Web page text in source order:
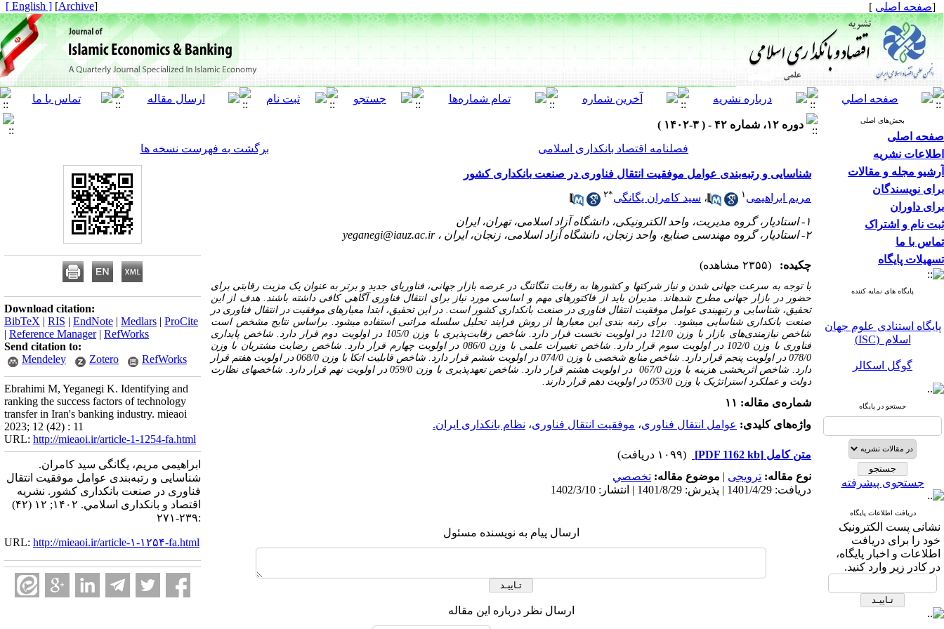
[صفحه اصلی ]
[
Archive
]
[ English ]
بخش‌های اصلی
صفحه اصلی
اطلاعات نشریه
آرشیو مجله و مقالات
برای نویسندگان
برای داوران
ثبت نام و اشتراک
تماس با ما
تسهیلات پایگاه
پایگاه های نمایه کننده
پایگاه استنادی علوم جهان
اسلام (ISC)
گوگل اسکالر
نورمگز
سیویلیکا
پایگاه استنادی علوم جهان
اسلام (ISC)
گوگل اسکالر
مگ ایران
جستجو در پایگاه
جستجوی پیشرفته
دریافت اطلاعات پایگاه
نشانی پست الکترونیک
خود را برای دریافت
اطلاعات و اخبار پایگاه،
در کادر زیر وارد کنید.
دوره ۱۲، شماره ۴۲ - ( ۳-۱۴۰۲ )
فصلنامه اقتصاد بانکداری اسلامی
برگشت به فهرست نسخه ها
شناسایی و رتبه‌بندی عوامل موفقیت انتقال فناوری در صنعت بانکداری کشور
مریم ابراهیمی ۱ ، سید کامران یگانگی*۲
۱- استادیار، گروه مدیریت، واحد الکترونیکی، دانشگاه آزاد اسلامی، تهران، ایران
۲- استادیار، گروه مهندسی صنایع، واحد زنجان، دانشگاه آزاد اسلامی، زنجان، ایران ،
yeganegi@iauz.ac.ir
چکیده: (۲۳۵۵ مشاهده)
با توجه به سرعت جهانی شدن و نیاز شرکت­ها و کشورها به رقابت تنگاتنگ در عرصه بازار جهانی، فناوری­ای جدید و برتر به عنوان یک مزیت رقابتی برای
حضور در بازار جهانی مطرح شده­اند. مدیران باید از فاکتورهای مهم و اساسی مورد نیاز برای انتقال فناوری آگاهی کافی داشته باشند. هدف از این
تحقیق، شناسایی و رتبه­بندی عوامل موفقیت انتقال فناوری در صنعت بانکداری کشور است. در این تحقیق، ابتدا معیارهای موفقیت در انتقال فناوری در
صنعت بانکداری شناسایی می­شود. برای رتبه بندی این معیارها از روش فرایند تحلیل سلسله مراتبی استفاده می­شود. براساس نتایج مشخص است
شاخص نیازمندی‌های بازار با وزن 121/0 در اولویت نخست قرار دارد. شاخص رقابت‌پذیری با وزن 105/0 در اولویت دوم قرار دارد. شاخص پایداری
فناوری با وزن 102/0 در اولویت سوم قرار دارد. شاخص تغییرات علمی با وزن 086/0 در اولویت چهارم قرار دارد. شاخص رضایت مشتریان با وزن
078/0 در اولویت پنجم قرار دارد. شاخص منابع شخصی با وزن 074/0 در اولویت ششم قرار دارد. شاخص قابلیت اتکا با وزن 068/0 در اولویت هفتم قرار
دارد. شاخص اثربخشی هزینه با وزن 067/0 در اولویت هشتم قرار دارد. شاخص تعهدپذیری با وزن 059/0 در اولویت نهم قرار دارد. شاخص­های نظارت
دولت و عملکرد استراتژیک با وزن 053/0 در اولویت دهم قرار دارند.
شماره‌ی مقاله: ۱۱
واژه‌های کلیدی: عوامل انتقال فناوری، موفقیت انتقال فناوری، نظام بانکداری ایران.
متن کامل [PDF 1162 kb]
(۱۰۹۹ دریافت)
نوع مقاله: ترویجی | موضوع مقاله: تخصصي
دریافت: 1401/4/29 | پذیرش: 1401/8/29 | انتشار: 1402/3/10
ارسال پیام به نویسنده مسئول
ارسال نظر درباره این مقاله
Download citation:
BibTeX | RIS | EndNote | Medlars | ProCite
| Reference Manager| RefWorks
Send citation to:
Mendeley
Zotero RefWorks
Ebrahimi M, Yeganegi K. Identifying and
ranking the success factors of technology
transfer in Iran's banking industry. mieaoi
2023; 12 (42) : 11
URL: http://mieaoi.ir/article-1-1254-fa.html
ابراهیمی مریم، یگانگی سید کامران.
شناسایی و رتبه‌بندی عوامل موفقیت انتقال
فناوری در صنعت بانکداری کشور. نشریه
اقتصاد و بانکداری اسلامي. ۱۴۰۲; ۱۲ (۴۲)
:۲۳۹-۲۷۱
URL: http://mieaoi.ir/article-۱-۱۲۵۴-fa.html